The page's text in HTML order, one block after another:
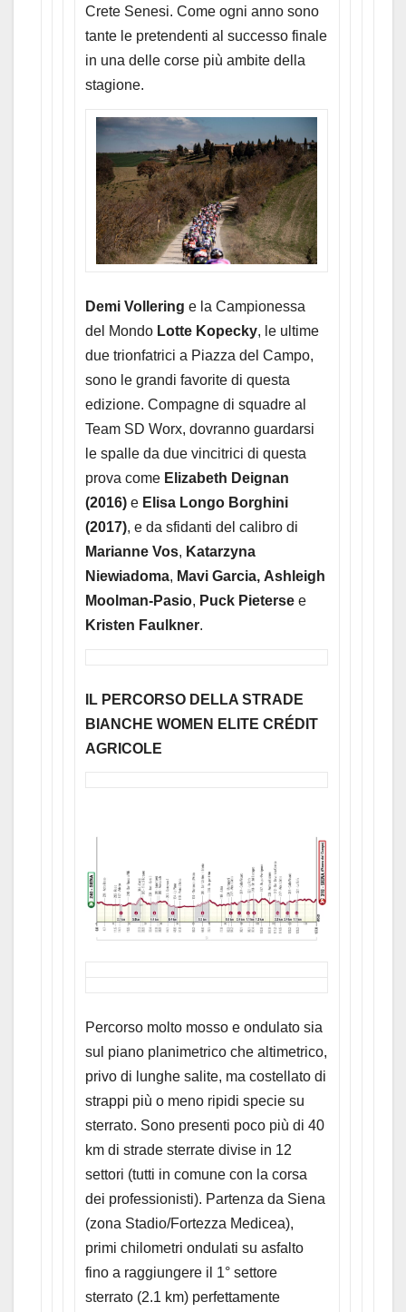
Crete Senesi. Come ogni anno sono
tante le pretendenti al successo finale
in una delle corse più ambite della
stagione.
Demi Vollering e la Campionessa
del Mondo Lotte Kopecky, le ultime
due trionfatrici a Piazza del Campo,
sono le grandi favorite di questa
edizione. Compagne di squadre al
Team SD Worx, dovranno guardarsi
le spalle da due vincitrici di questa
prova come Elizabeth Deignan
(2016) eElisa Longo Borghini
(2017), e da sfidanti del calibro di
Marianne Vos, Katarzyna
Niewiadoma, Mavi Garcia, Ashleigh
Moolman-Pasio, Puck Pietersee
Kristen Faulkner.
IL PERCORSO DELLA STRADE
BIANCHE WOMEN ELITE CRÉDIT
AGRICOLE
Percorso molto mosso e ondulato sia
sul piano planimetrico che altimetrico,
privo di lunghe salite, ma costellato di
strappi più o meno ripidi specie su
sterrato. Sono presenti poco più di 40
km di strade sterrate divise in 12
settori (tutti in comune con la corsa
dei professionisti). Partenza da Siena
(zona Stadio/Fortezza Medicea),
primi chilometri ondulati su asfalto
fino a raggiungere il 1° settore
sterrato (2.1 km) perfettamente